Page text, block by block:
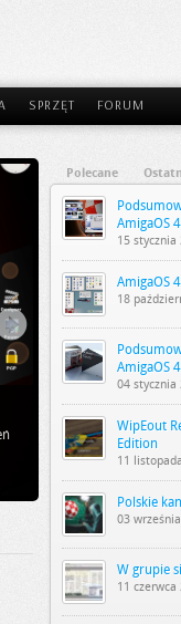
SPRZĘT FORUM
Polecane
AmigaOS 4
15
AmigaOS
18
AmigaOS 4
04
WipEout
Edition
11
Polskie
03
W grupie
11